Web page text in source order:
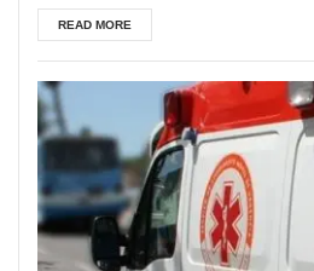
READ MORE